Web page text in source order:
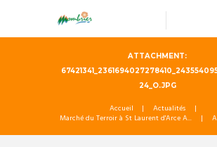
ATTACHMENT:
24_O.JPG
Accueil
Actualités
Marché du Terroir à St Laurent d'Arce A...